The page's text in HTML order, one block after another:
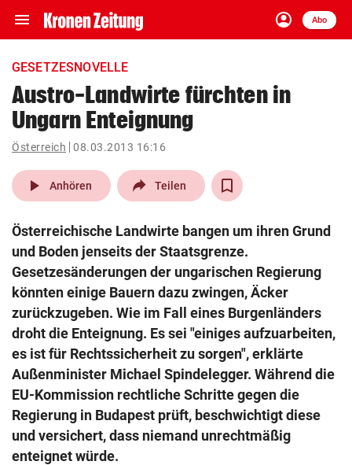
menu Navigation
ein-/ausklappen
account_circle
Anmelden
Abo
close Schließen
account_circle Anmelden
pin_drop
Wien arrow_right
search
Suchbegriff
eingeben
© Krone Multimedia GmbH & Co KG 2026
GESETZESNOVELLE
Austro-Landwirte fürchten in
Ungarn Enteignung
Österreich 08.03.2013 16:16
play_arrow Anhören Teilen
Österreichische Landwirte bangen um ihren Grund
und Boden jenseits der Staatsgrenze.
Gesetzesänderungen der ungarischen Regierung
könnten einige Bauern dazu zwingen, Äcker
zurückzugeben. Wie im Fall eines Burgenländers
droht die Enteignung. Es sei "einiges aufzuarbeiten,
es ist für Rechtssicherheit zu sorgen", erklärte
Außenminister Michael Spindelegger. Während die
EU-Kommission rechtliche Schritte gegen die
Regierung in Budapest prüft, beschwichtigt diese
und versichert, dass niemand unrechtmäßig
enteignet würde.